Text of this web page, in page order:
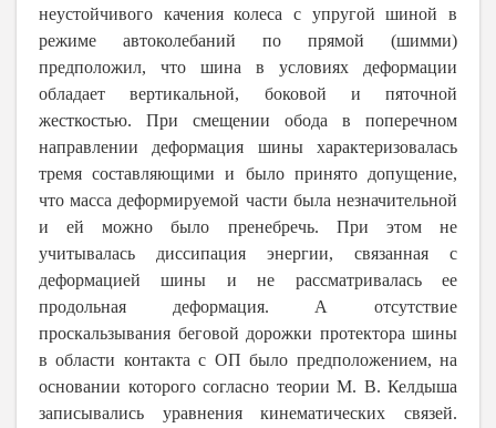
неустойчивого качения колеса с упругой шиной в
режиме автоколебаний по прямой (шимми)
предположил, что шина в условиях деформации
обладает вертикальной, боковой и пяточной
жесткостью. При смещении обода в поперечном
направлении деформация шины характеризовалась
тремя составляющими и было принято допущение,
что масса деформируемой части была незначительной
и ей можно было пренебречь. При этом не
учитывалась диссипация энергии, связанная с
деформацией шины и не рассматривалась ее
продольная деформация. А отсутствие
проскальзывания беговой дорожки протектора шины
в области контакта с ОП было предположением, на
основании которого согласно теории М. В. Келдыша
записывались уравнения кинематических связей.